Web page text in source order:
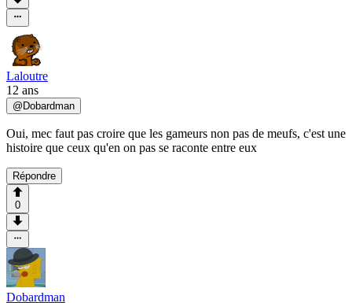
Laloutre
12 ans
@Dobardman
Oui, mec faut pas croire que les gameurs non pas de meufs, c'est une
histoire que ceux qu'en on pas se raconte entre eux
Répondre
0
Dobardman